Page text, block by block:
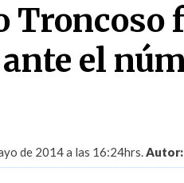
Troncoso
el
de 2014 a las 16:24hrs.Autor: